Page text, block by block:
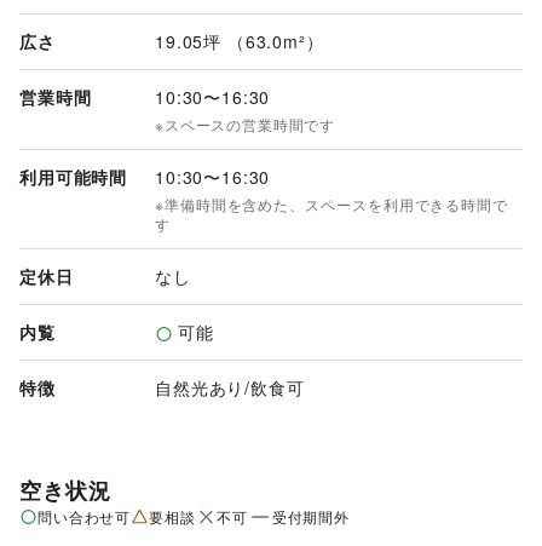
広さ 19.05坪 （63.0m²）
営業時間 10:30〜16:30
※スペースの営業時間です
利用可能時間 10:30〜16:30
※準備時間を含めた、スペースを利用できる時間で
す
定休日 なし
内覧 可能
特徴 自然光あり/飲食可
空き状況
問い合わせ可 要相談 不可 受付期間外